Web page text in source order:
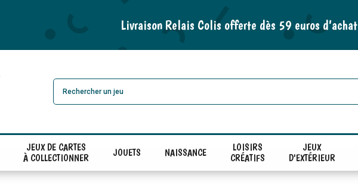
Livraison Relais Colis offerte dès 59 euros d’achat
JEUX DE CARTES
À COLLECTIONNER
JOUETS NAISSANCE
LOISIRS
CRÉATIFS
JEUX
D'EXTÉRIEUR